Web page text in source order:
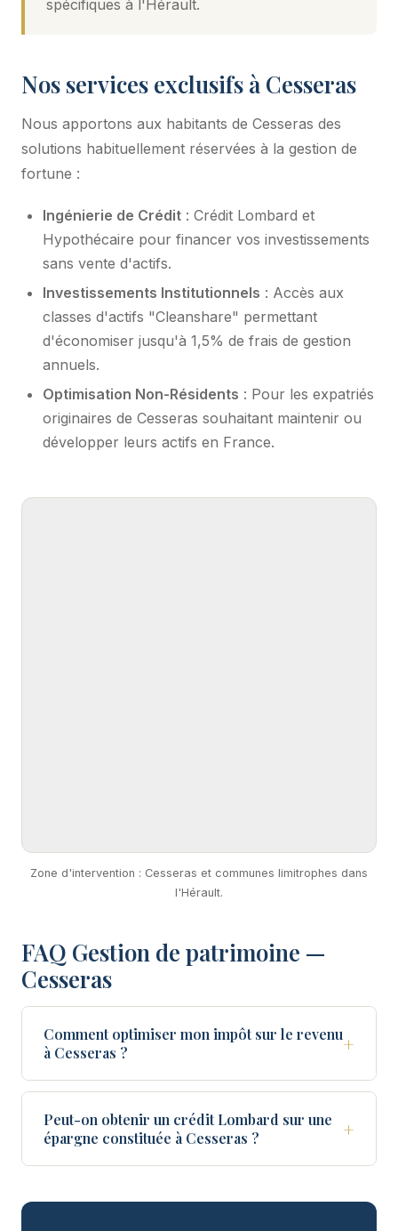
spécifiques à l'Hérault.
Nos services exclusifs à Cesseras
Nous apportons aux habitants de Cesseras des
solutions habituellement réservées à la gestion de
fortune :
Ingénierie de Crédit : Crédit Lombard et
Hypothécaire pour financer vos investissements
sans vente d'actifs.
Investissements Institutionnels : Accès aux
classes d'actifs "Cleanshare" permettant
d'économiser jusqu'à 1,5% de frais de gestion
annuels.
Optimisation Non-Résidents : Pour les expatriés
originaires de Cesseras souhaitant maintenir ou
développer leurs actifs en France.
Zone d'intervention : Cesseras et communes limitrophes dans
l'Hérault.
FAQ Gestion de patrimoine —
Cesseras
Comment optimiser mon impôt sur le revenu
à Cesseras ?
+
Peut-on obtenir un crédit Lombard sur une
épargne constituée à Cesseras ?
+